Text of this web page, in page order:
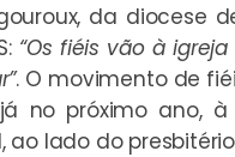
da diocese
“Os fiéis vão à
. O movimento de
no próximo ano,
ao lado do